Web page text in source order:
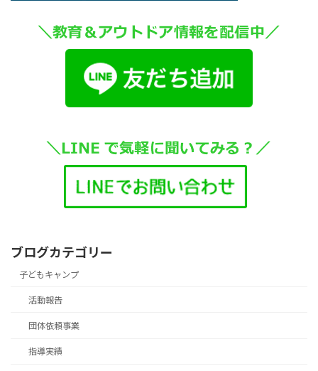
ブログカテゴリー
子どもキャンプ
活動報告
団体依頼事業
指導実績